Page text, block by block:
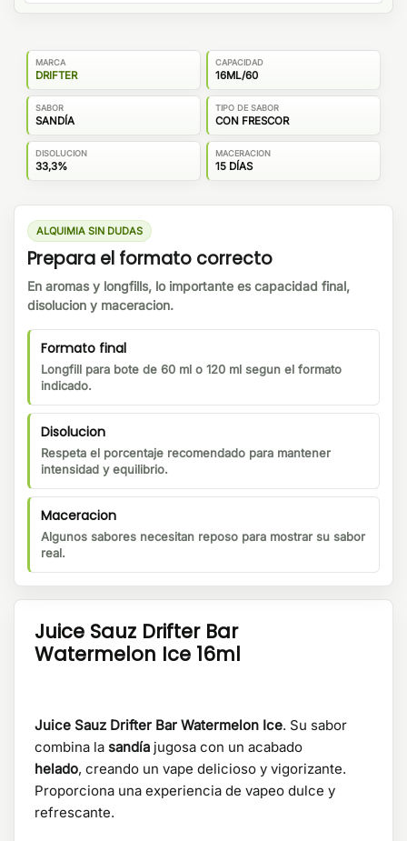
MARCA
DRIFTER
CAPACIDAD
16ML/60
SABOR
SANDÍA
TIPO DE SABOR
CON FRESCOR
DISOLUCION
33,3%
MACERACION
15 DÍAS
ALQUIMIA SIN DUDAS
Prepara el formato correcto
En aromas y longfills, lo importante es capacidad final,
disolucion y maceracion.
Formato final
Longfill para bote de 60 ml o 120 ml segun el formato
indicado.
Disolucion
Respeta el porcentaje recomendado para mantener
intensidad y equilibrio.
Maceracion
Algunos sabores necesitan reposo para mostrar su sabor
real.
Juice Sauz Drifter Bar
Watermelon Ice 16ml
Juice Sauz Drifter Bar Watermelon Ice. Su sabor
combina la sandía jugosa con un acabado
helado, creando un vape delicioso y vigorizante.
Proporciona una experiencia de vapeo dulce y
refrescante.